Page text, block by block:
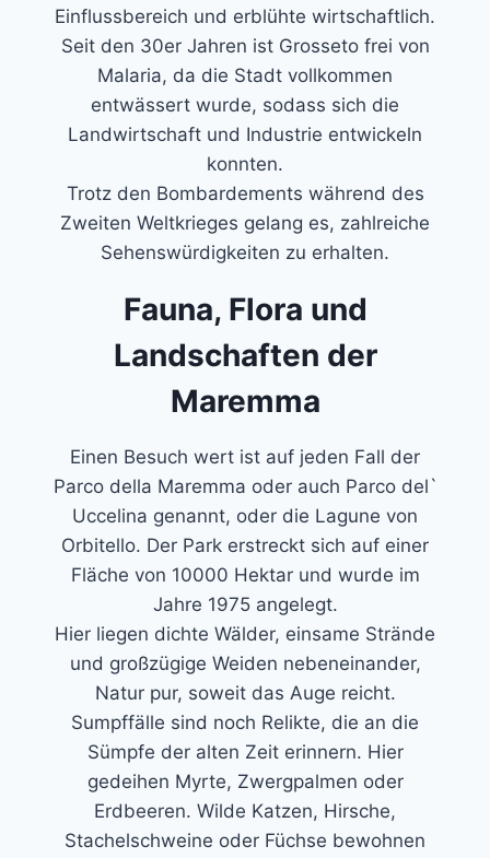
Einflussbereich und erblühte wirtschaftlich.
Seit den 30er Jahren ist Grosseto frei von
Malaria, da die Stadt vollkommen
entwässert wurde, sodass sich die
Landwirtschaft und Industrie entwickeln
konnten.
Trotz den Bombardements während des
Zweiten Weltkrieges gelang es, zahlreiche
Sehenswürdigkeiten zu erhalten.
Fauna, Flora und
Landschaften der
Maremma
Einen Besuch wert ist auf jeden Fall der
Parco della Maremma oder auch Parco del`
Uccelina genannt, oder die Lagune von
Orbitello. Der Park erstreckt sich auf einer
Fläche von 10000 Hektar und wurde im
Jahre 1975 angelegt.
Hier liegen dichte Wälder, einsame Strände
und großzügige Weiden nebeneinander,
Natur pur, soweit das Auge reicht.
Sumpffälle sind noch Relikte, die an die
Sümpfe der alten Zeit erinnern. Hier
gedeihen Myrte, Zwergpalmen oder
Erdbeeren. Wilde Katzen, Hirsche,
Stachelschweine oder Füchse bewohnen